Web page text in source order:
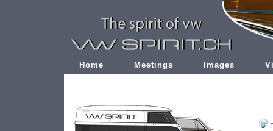
Home Meetings Images